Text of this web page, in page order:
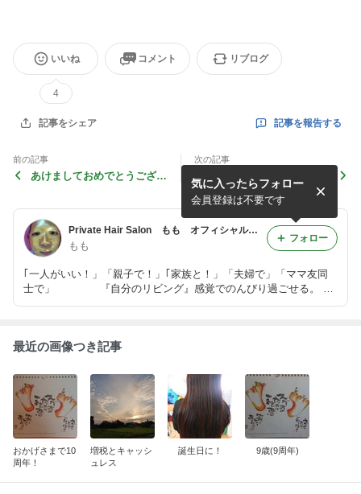
いいね
4
コメント リブログ
記事をシェア 記事を報告する
前の記事
あけましておめでとうござい
次の記事
Private Hair Salon もも オフィシャルblog
もも
｢一人がいい！」「親子で！」｢家族と！」「夫婦で」「ママ友同
士で」 『自分のリビング』感覚でのんびり過ごせる。 １
人でも数人でも来ることの出来る、今までに無いヘアサロン
気に入ったらフォロー
会員登録は不要です
フォロー
最近の画像つき記事
おかげさまで10
周年！
増税とキャッシ
ュレス
誕生日に！ 9歳(9周年)